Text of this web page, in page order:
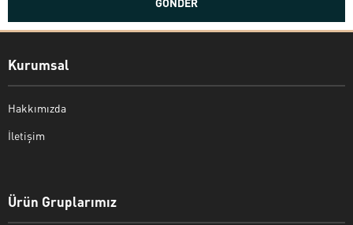
Kurumsal
Hakkımızda
İletişim
Ürün Gruplarımız